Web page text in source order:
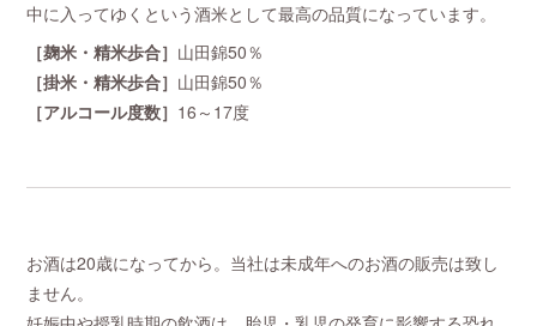
中に入ってゆくという酒米として最高の品質になっています。
［麹米・精米歩合］ 山田錦50％
［掛米・精米歩合］ 山田錦50％
［アルコール度数］ 16～17度
お酒は20歳になってから。当社は未成年へのお酒の販売は致し
ません。